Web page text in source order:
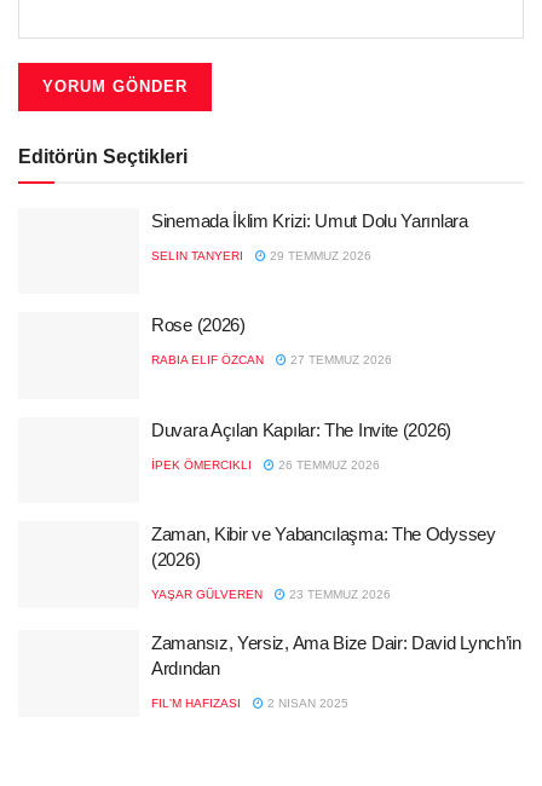
Editörün Seçtikleri
Sinemada İklim Krizi: Umut Dolu Yarınlara
SELIN TANYERI 29 TEMMUZ 2026
Rose (2026)
RABIA ELIF ÖZCAN 27 TEMMUZ 2026
Duvara Açılan Kapılar: The Invite (2026)
İPEK ÖMERCIKLI 26 TEMMUZ 2026
Zaman, Kibir ve Yabancılaşma: The Odyssey
(2026)
YAŞAR GÜLVEREN 23 TEMMUZ 2026
Zamansız, Yersiz, Ama Bize Dair: David Lynch’in
Ardından
FIL'M HAFIZASI 2 NISAN 2025